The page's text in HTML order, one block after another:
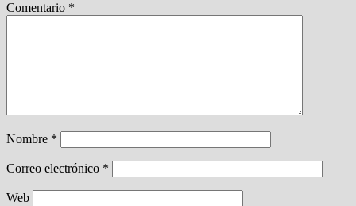
Comentario *
Nombre *
Correo electrónico *
Web